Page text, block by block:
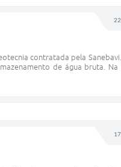
contratada pela
de água bruta. Na